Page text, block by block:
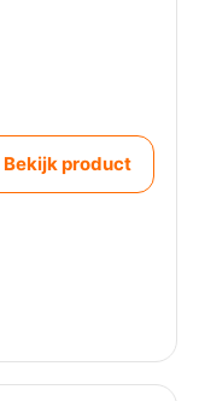
Bekijk product